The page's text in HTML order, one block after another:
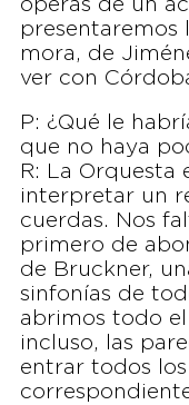
óperas de un
presentaremos
mora, de
ver con
P: ¿Qué le
que no haya
R: La Orquesta
interpretar un
cuerdas. Nos
primero de
de Bruckner,
sinfonías de
abrimos todo
incluso, las
entrar todos